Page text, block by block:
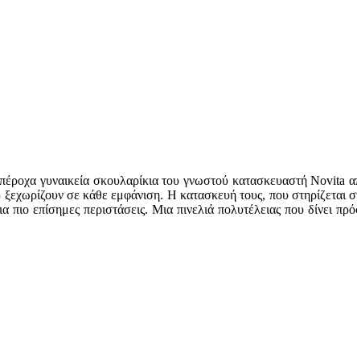
γυναικεία σκουλαρίκια του γνωστού κατασκευαστή Novita
σε κάθε εμφάνιση. Η κατασκευή τους, που στηρίζεται
επίσημες περιστάσεις. Μια πινελιά πολυτέλειας που δίνει